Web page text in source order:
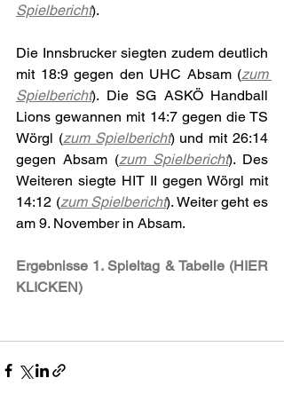
Spielbericht).
Die Innsbrucker siegten zudem deutlich
mit 18:9 gegen den UHC Absam (zum
Spielbericht). Die SG ASKÖ Handball
Lions gewannen mit 14:7 gegen die TS
Wörgl (zum Spielbericht) und mit 26:14
gegen Absam (zum Spielbericht). Des
Weiteren siegte HIT II gegen Wörgl mit
14:12 (zum Spielbericht). Weiter geht es
am 9. November in Absam.
Ergebnisse 1. Spieltag & Tabelle (HIER
KLICKEN)